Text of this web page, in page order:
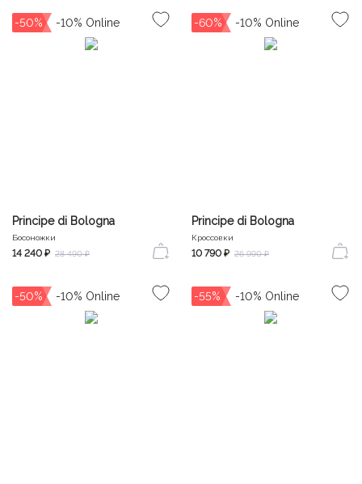
-50%
Principe di Bologna
Босоножки
14 240 ₽ 28 490 ₽
-60%
Principe di Bologna
Кроссовки
10 790 ₽ 26 990 ₽
-50% -55%